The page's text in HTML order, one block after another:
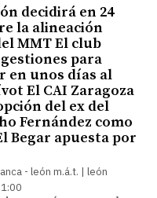
decidirá en 24
la alineación
MMT El club
para
en unos días al
El CAI Zaragoza
del ex del
Fernández como
Begar apuesta por
- león m.á.t. | león